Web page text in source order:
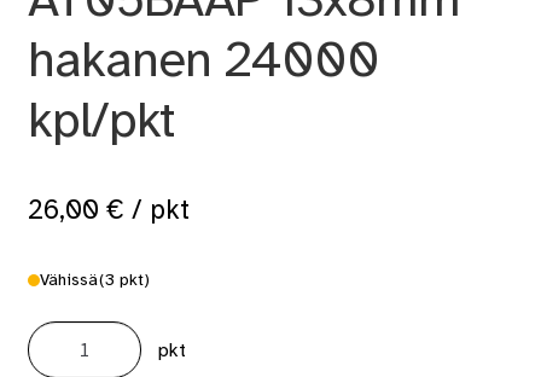
hakanen 24000
kpl/pkt
26,00 € / pkt
Vähissä(3 pkt)
AT05BAAP
13x8mm
hakanen
24000
pkt